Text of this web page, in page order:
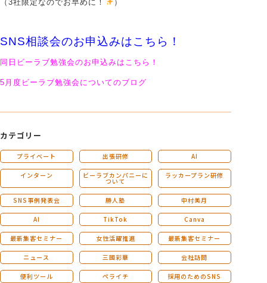
（3社限定なのでお早めに！ ）
SNS相談会のお申込みはこちら！
同日ビーラブ勉強会のお申込みはこちら！
5月度ビーラブ勉強会についてのブログ
カテゴリー
プライベート 出張研修 AI
インターン ビーラブカンパニーに
ついて
ラッカープラン研修
SNS事例発表会 勝人塾 中村美月
AI TikTok Canva
最新集客セミナー 女性活躍推進 最新集客セミナー
ニュース 三國彩華 会社訪問
便利ツール ペライチ 採用のためのSNS